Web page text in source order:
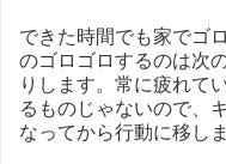
できた時間でも家でゴ
のゴロゴロするのは次
りします。常に疲れて
るものじゃないので、
なってから行動に移し